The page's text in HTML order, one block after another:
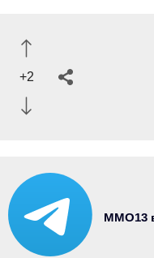
+2
MMO13